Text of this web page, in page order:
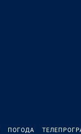
ПОГОДА